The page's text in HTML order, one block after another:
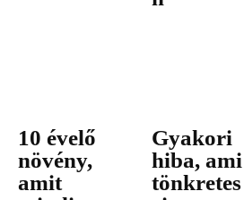
10 évelő
növény,
amit
Gyakori
hiba, ami
tönkretes